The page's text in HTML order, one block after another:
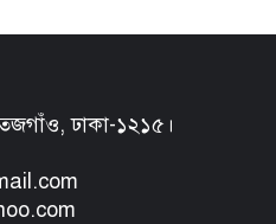
ঢাকা-১২১৫।